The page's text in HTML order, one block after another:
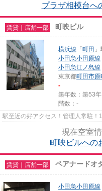
プラザ相模台へ
賃貸｜店舗一部 町映ビル
横浜線 「 町田
小田急小田原線
小田急江ノ島線
東京都町田市原
-
築年数：築53年
階数：-
駅至近の好アクセス！管理人常駐！
現在空室
町映ビルへの
賃貸｜店舗一部 ペアナードオ
小田急小田原線